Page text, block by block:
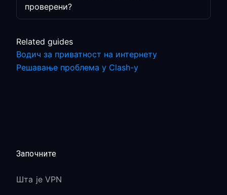
проверени?
Related guides
Водич за приватност на интернету
Решавање проблема у Clash-у
Започните
Шта је VPN